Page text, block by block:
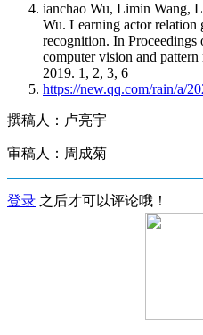
ianchao Wu, Limin Wang,
Wu. Learning actor relation
recognition. In Proceedings
computer vision and
2019. 1, 2, 3, 6
https://new.qq.com/rain/a/
撰稿人：卢亮宇
审稿人：周成菊
登录 之后才可以评论哦！